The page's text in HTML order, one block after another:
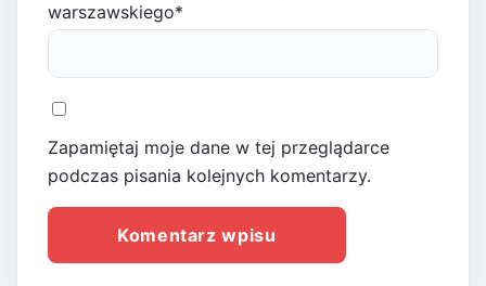
warszawskiego*
Zapamiętaj moje dane w tej przeglądarce
podczas pisania kolejnych komentarzy.